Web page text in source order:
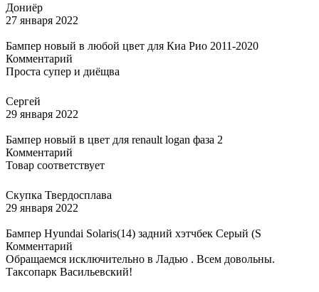
Дониёр
27 января 2022
Бампер новый в любой цвет для Киа Рио 2011-2020
Комментарий
Проста супер и диёщва
Сергей
29 января 2022
Бампер новый в цвет для renault logan фаза 2
Комментарий
Товар соответствует
Скупка Твердосплава
29 января 2022
Бампер Hyundai Solaris(14) задний хэтчбек Серый (S
Комментарий
Обращаемся исключительно в Ладью . Всем довольны.
Таксопарк Васильевский!